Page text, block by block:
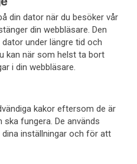
din dator när du besöker vår
din webbläsare. Den
under längre tid och
kan när som helst ta bort
i din webbläsare.
kakor eftersom de är
fungera. De används
inställningar och för att